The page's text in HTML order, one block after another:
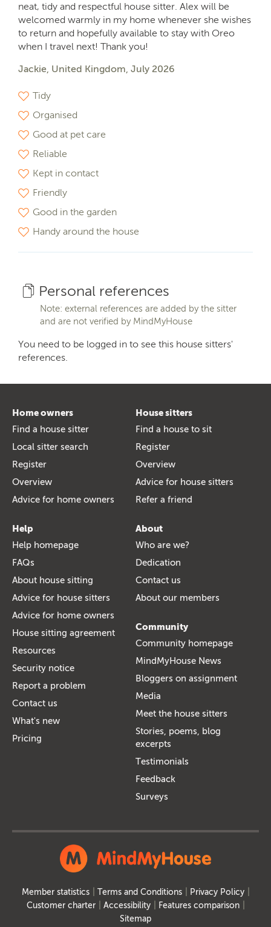
neat, tidy and respectful house sitter. Alex will be
welcomed warmly in my home whenever she wishes
to return and hopefully available to stay with Oreo
when I travel next! Thank you!
Jackie, United Kingdom, July 2026
Tidy
Organised
Good at pet care
Reliable
Kept in contact
Friendly
Good in the garden
Handy around the house
Personal references
Note: external references are added by the sitter
and are not verified by MindMyHouse
You need to be logged in to see this house sitters'
references.
Home owners
Find a house sitter
Local sitter search
Register
Overview
Advice for home owners
House sitters
Find a house to sit
Register
Overview
Advice for house sitters
Refer a friend
Help
Help homepage
FAQs
About house sitting
Advice for house sitters
Advice for home owners
House sitting agreement
Resources
Security notice
Report a problem
Contact us
What's new
Pricing
About
Who are we?
Dedication
Contact us
About our members
Community
Community homepage
MindMyHouse News
Bloggers on assignment
Media
Meet the house sitters
Stories, poems, blog
excerpts
Testimonials
Feedback
Surveys
Member statistics Terms and Conditions
Privacy Policy
Customer charter
Accessibility
Features comparison
Sitemap